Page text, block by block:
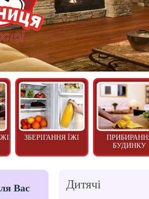
ЗБЕРІГАННЯ ЇЖІ
БУДИНКУ
Вас Дитячі